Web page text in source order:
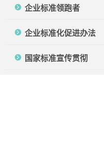
企业标准领跑者
企业标准化促进办法
国家标准宣传贯彻